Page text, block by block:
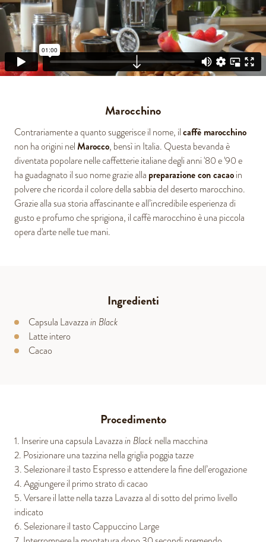
Marocchino
Contrariamente a quanto suggerisce il nome, ilcaffè marocchino
non ha origini nelMarocco, bensì in Italia. Questa bevanda è
diventata popolare nelle caffetterie italiane degli anni '80 e '90 e
ha guadagnato il suo nome grazie alla preparazione con cacaoin
polvere che ricorda il colore della sabbia del deserto marocchino.
Grazie alla sua storia affascinante e all’incredibile esperienza di
gusto e profumo che sprigiona, il caffè marocchino è una piccola
opera d'arte nelle tue mani.
Ingredienti
Capsula Lavazzain Black
Latte intero
Cacao
Procedimento
1. Inserire una capsula Lavazzain Black nella macchina
2. Posizionare una tazzina nella griglia poggia tazze
3. Selezionare il tasto Espresso e attendere la fine dell’erogazione
4. Aggiungere il primo strato di cacao
5. Versare il latte nella tazza Lavazza al di sotto del primo livello
indicato
6. Selezionare il tasto Cappuccino Large